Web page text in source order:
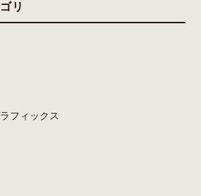
リ
フィックス